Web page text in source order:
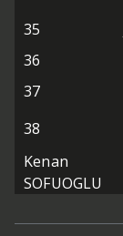
35
36
37
38
Kenan
SOFUOGLU